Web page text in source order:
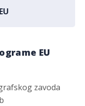
EU
zavoda